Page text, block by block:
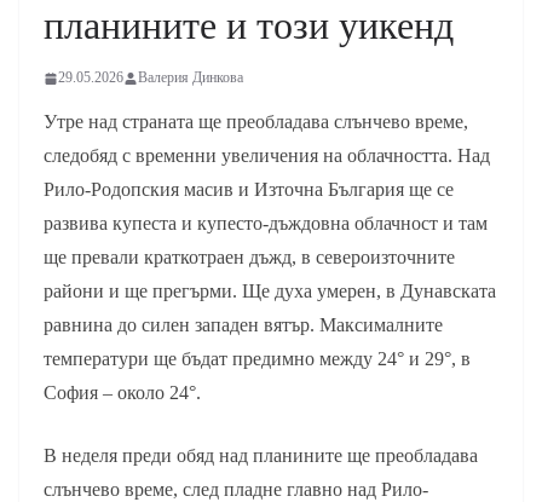
планините и този уикенд
29.05.2026 Валерия Динкова
Утре над страната ще преобладава слънчево време,
следобяд с временни увеличения на облачността. Над
Рило-Родопския масив и Източна България ще се
развива купеста и купесто-дъждовна облачност и там
ще превали краткотраен дъжд, в североизточните
райони и ще прегърми. Ще духа умерен, в Дунавската
равнина до силен западен вятър. Максималните
температури ще бъдат предимно между 24° и 29°, в
София – около 24°.
В неделя преди обяд над планините ще преобладава
слънчево време, след пладне главно над Рило-